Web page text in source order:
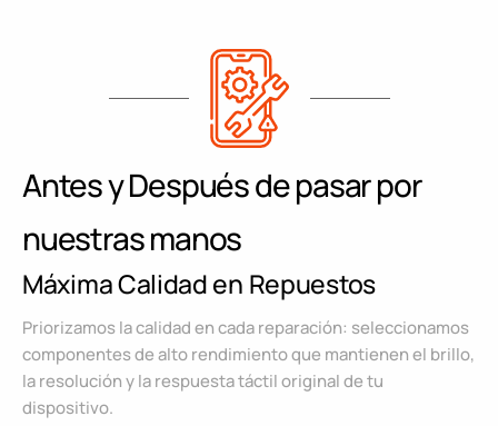
Antes y Después de pasar por
nuestras manos
Máxima Calidad en Repuestos
Priorizamos la calidad en cada reparación: seleccionamos
componentes de alto rendimiento que mantienen el brillo,
la resolución y la respuesta táctil original de tu
dispositivo.